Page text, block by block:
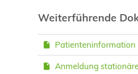
Weiterführende
Patienteninformation
Anmeldung